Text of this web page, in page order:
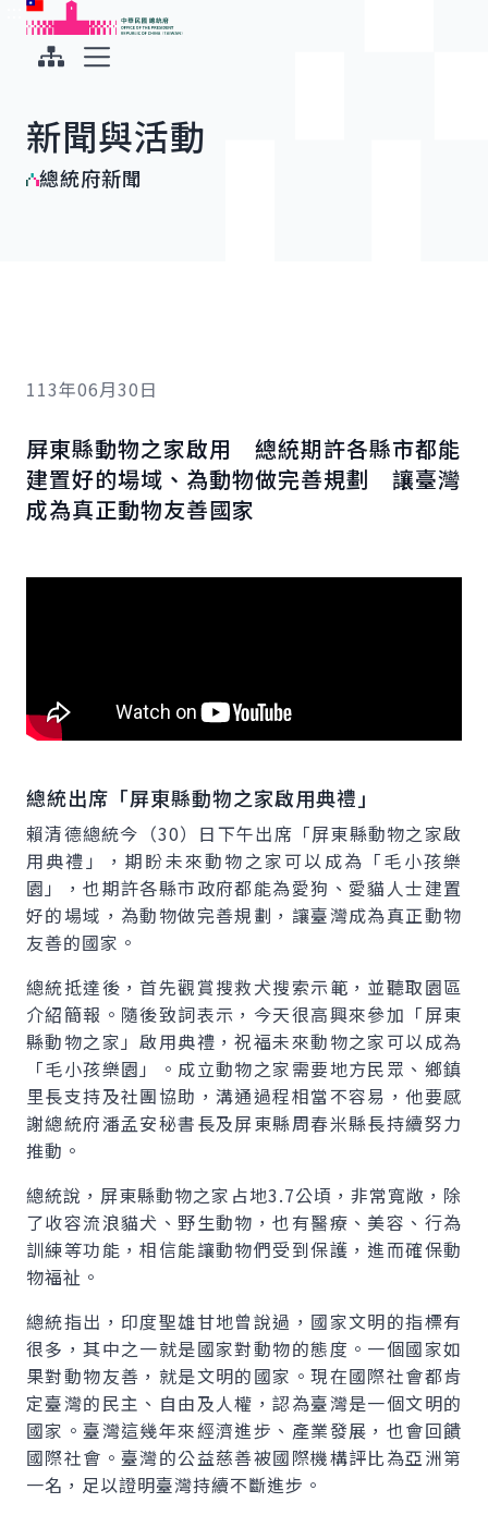
跳到主要內容
中華民國總統府
新聞與活動
總統府新聞
113年06月30日
屏東縣動物之家啟用 總統期許各縣市都能
建置好的場域、為動物做完善規劃 讓臺灣
成為真正動物友善國家
總統出席「屏東縣動物之家啟用典禮」
賴清德總統今（30）日下午出席「屏東縣動物之家啟
用典禮」，期盼未來動物之家可以成為「毛小孩樂
園」，也期許各縣市政府都能為愛狗、愛貓人士建置
好的場域，為動物做完善規劃，讓臺灣成為真正動物
友善的國家。
總統抵達後，首先觀賞搜救犬搜索示範，並聽取園區
介紹簡報。隨後致詞表示，今天很高興來參加「屏東
縣動物之家」啟用典禮，祝福未來動物之家可以成為
「毛小孩樂園」。成立動物之家需要地方民眾、鄉鎮
里長支持及社團協助，溝通過程相當不容易，他要感
謝總統府潘孟安秘書長及屏東縣周春米縣長持續努力
推動。
總統說，屏東縣動物之家占地3.7公頃，非常寬敞，除
了收容流浪貓犬、野生動物，也有醫療、美容、行為
訓練等功能，相信能讓動物們受到保護，進而確保動
物福祉。
總統指出，印度聖雄甘地曾說過，國家文明的指標有
很多，其中之一就是國家對動物的態度。一個國家如
果對動物友善，就是文明的國家。現在國際社會都肯
定臺灣的民主、自由及人權，認為臺灣是一個文明的
國家。臺灣這幾年來經濟進步、產業發展，也會回饋
國際社會。臺灣的公益慈善被國際機構評比為亞洲第
一名，足以證明臺灣持續不斷進步。